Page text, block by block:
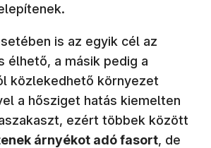
is az egyik cél az
élhető, a másik pedig a
közlekedhető környezet
a hősziget hatás kiemelten
ezért többek között
árnyékot adó fasort, de